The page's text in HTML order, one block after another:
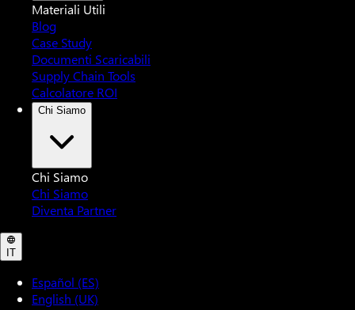
Materiali Utili
Blog
Case Study
Documenti Scaricabili
Supply Chain Tools
Calcolatore ROI
Chi Siamo
Chi Siamo
Chi Siamo
Diventa Partner
IT
Español (ES)
English (UK)